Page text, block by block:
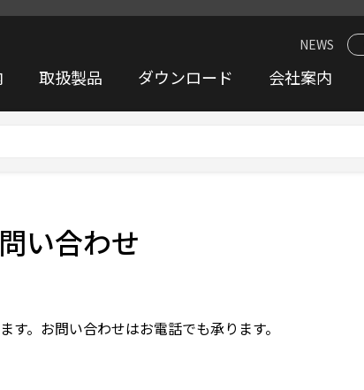
NEWS
取扱製品 ダウンロード 会社案内
い合わせ
。お問い合わせはお電話でも承ります。